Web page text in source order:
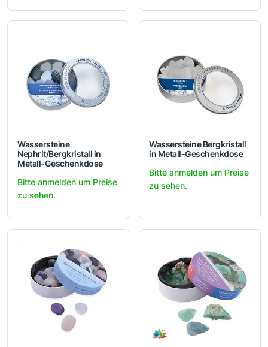
Wassersteine
Nephrit/Bergkristall in
Metall-Geschenkdose
Bitte anmelden um Preise
zu sehen.
Wassersteine Bergkristall
in Metall-Geschenkdose
Bitte anmelden um Preise
zu sehen.